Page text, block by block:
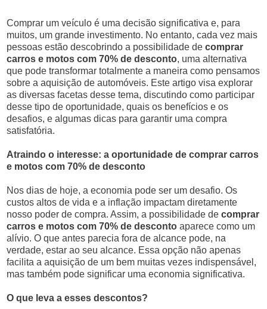
Comprar um veículo é uma decisão significativa e, para
muitos, um grande investimento. No entanto, cada vez mais
pessoas estão descobrindo a possibilidade decomprar
carros e motos com 70% de desconto, uma alternativa
que pode transformar totalmente a maneira como pensamos
sobre a aquisição de automóveis. Este artigo visa explorar
as diversas facetas desse tema, discutindo como participar
desse tipo de oportunidade, quais os benefícios e os
desafios, e algumas dicas para garantir uma compra
satisfatória.
Atraindo o interesse: a oportunidade de comprar carros
e motos com 70% de desconto
Nos dias de hoje, a economia pode ser um desafio. Os
custos altos de vida e a inflação impactam diretamente
nosso poder de compra. Assim, a possibilidade decomprar
carros e motos com 70% de desconto aparece como um
alívio. O que antes parecia fora de alcance pode, na
verdade, estar ao seu alcance. Essa opção não apenas
facilita a aquisição de um bem muitas vezes indispensável,
mas também pode significar uma economia significativa.
O que leva a esses descontos?